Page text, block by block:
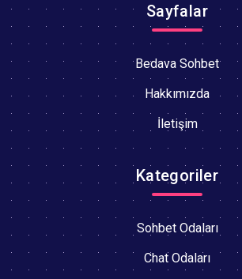
Sayfalar
Bedava Sohbet
Hakkımızda
İletişim
Kategoriler
Sohbet Odaları
Chat Odaları